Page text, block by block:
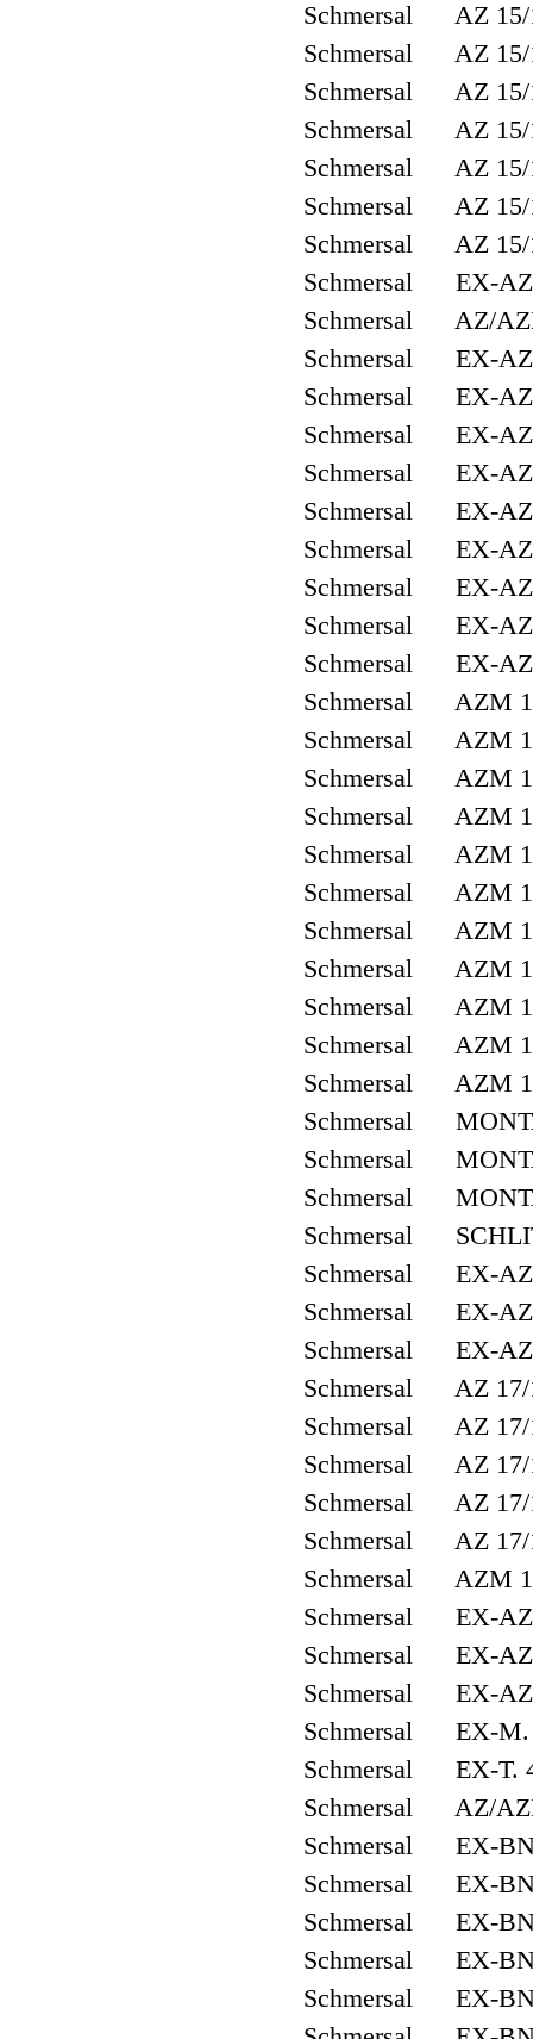
Schmersal AZ 15/
Schmersal AZ 15/
Schmersal AZ 15/
Schmersal AZ 15/
Schmersal AZ 15/
Schmersal AZ 15/
Schmersal AZ 15/
Schmersal EX-AZ
Schmersal AZ/
Schmersal EX-AZ
Schmersal EX-AZ
Schmersal EX-AZ
Schmersal EX-
Schmersal EX-
Schmersal EX-
Schmersal EX-
Schmersal EX-
Schmersal EX-
Schmersal AZM
Schmersal AZM
Schmersal AZM
Schmersal AZM
Schmersal AZM
Schmersal AZM
Schmersal AZM
Schmersal AZM
Schmersal AZM
Schmersal AZM
Schmersal AZM
Schmersal
Schmersal
Schmersal
Schmersal
Schmersal EX-
Schmersal EX-
Schmersal EX-
Schmersal AZ 17/
Schmersal AZ 17/
Schmersal AZ 17/
Schmersal AZ 17/
Schmersal AZ 17/
Schmersal AZM
Schmersal EX-
Schmersal EX-
Schmersal EX-
Schmersal EX-M.
Schmersal EX-T.
Schmersal AZ/
Schmersal EX-
Schmersal EX-
Schmersal EX-
Schmersal EX-
Schmersal EX-